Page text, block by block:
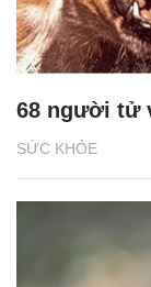
SỨC KHỎE
68 người tử